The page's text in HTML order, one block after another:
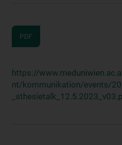
PDF
https://
nt/kommunikation/events/